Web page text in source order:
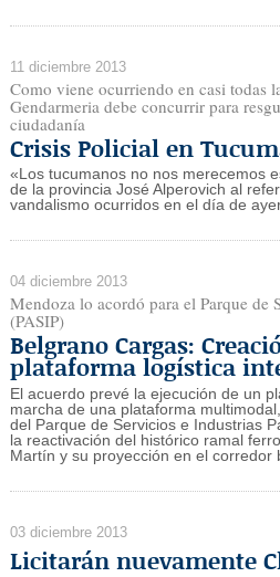
11 diciembre 2013
Como viene ocurriendo en casi todas
Gendarmeria debe concurrir para
ciudadanía
Crisis Policial en
«Los tucumanos no nos merecemos
de la provincia José Alperovich al
vandalismo ocurridos en el día de
04 diciembre 2013
Mendoza lo acordó para el Parque de
(PASIP)
Belgrano Cargas:
plataforma logística
El acuerdo prevé la ejecución de un
marcha de una plataforma
del Parque de Servicios e Industrias
la reactivación del histórico ramal
Martín y su proyección en el corredor
03 diciembre 2013
Licitarán nuevamente